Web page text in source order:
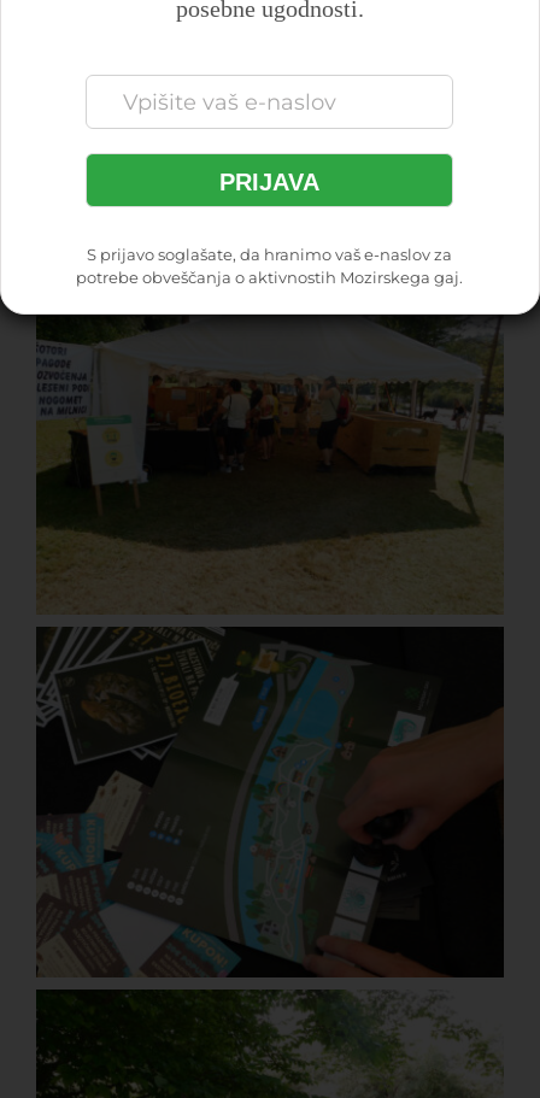
posebne ugodnosti.
PRIJAVA
S prijavo soglašate, da hranimo vaš e-naslov za
potrebe obveščanja o aktivnostih Mozirskega gaj.